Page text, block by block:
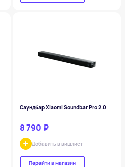
Саундбар Xiaomi Soundbar Pro 2.0
8 790 ₽
Добавить в вишлист
Перейти в магазин